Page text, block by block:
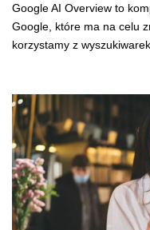
Google AI Overview to
Google, które ma na celu
korzystamy z